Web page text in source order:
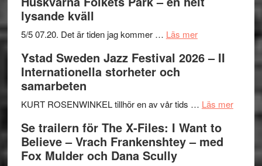
lysande kväll
5/5 07.20. Det är tiden jag kommer … Läs merom
Håkan
Huskvarna
Park
–
Ystad Sweden Jazz Festival 2026 – II
Internationella storheter och
samarbeten
KURT ROSENWINKEL tillhör en av vår tids … Läs merom
Festival
Se trailern för The X-Files: I Want to
Believe – Vrach Frankenshtey – med
Fox Mulder och Dana Scully